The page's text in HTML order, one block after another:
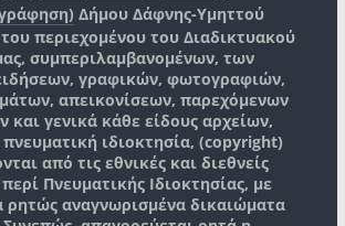
Δήμου Δάφνης-Υμηττού
περιεχομένου του Διαδικτυακού
συμπεριλαμβανομένων, των
γραφικών, φωτογραφιών,
απεικονίσεων, παρεχόμενων
και γενικά κάθε είδους αρχείων,
ιδιοκτησία, (copyright)
από τις εθνικές και διεθνείς
περί Πνευματικής Ιδιοκτησίας, με
ρητώς αναγνωρισμένα δικαιώματα